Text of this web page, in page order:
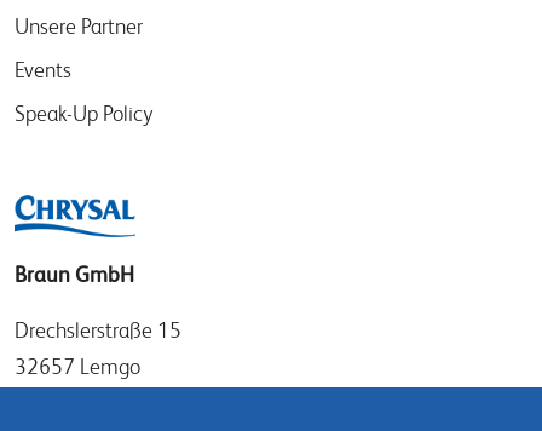
Unsere Partner
Events
Speak-Up Policy
Braun GmbH
Drechslerstraße 15
32657 Lemgo